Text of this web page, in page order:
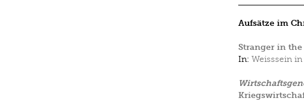
Aufsätze im
Stranger in
In: Weisssein